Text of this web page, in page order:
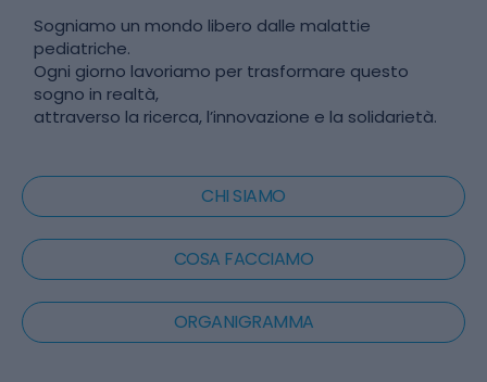
Sogniamo un mondo libero dalle malattie
pediatriche.
Ogni giorno lavoriamo per trasformare questo
sogno in realtà,
attraverso la ricerca, l’innovazione e la solidarietà.
CHI SIAMO
COSA FACCIAMO
ORGANIGRAMMA